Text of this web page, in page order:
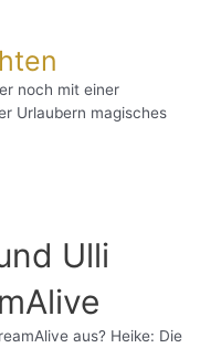
noch mit einer
Urlaubern magisches
Ulli
aus? Heike: Die